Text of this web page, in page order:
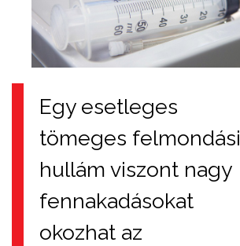
Egy esetleges
tömeges felmondási
hullám viszont nagy
fennakadásokat
okozhat az